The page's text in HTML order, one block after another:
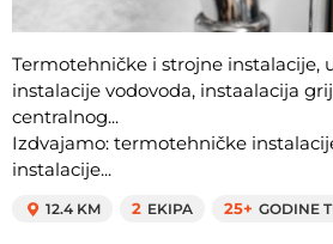
Termotehničke i strojne instalacije,
instalacije vodovoda, instaalacija
centralnog...
Izdvajamo: termotehničke
instalacije...
12.4 KM 2 EKIPA 25+ GODINE